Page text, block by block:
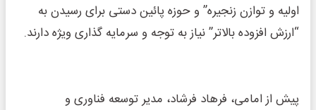
اولیه و توازن زنجیره” و حوزه پائین دستی برای رسیدن به
“ارزش افزوده بالاتر” نیاز به توجه و سرمایه گذاری ویژه دارند.
پیش از امامی، فرهاد فرشاد، مدیر توسعه فناوری و